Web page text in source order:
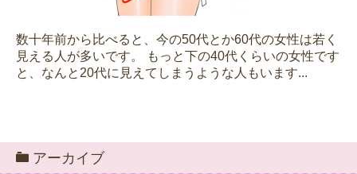
数十年前から比べると、今の50代とか60代の女性は若く
見える人が多いです。 もっと下の40代くらいの女性です
と、なんと20代に見えてしまうような人もいます...
アーカイブ